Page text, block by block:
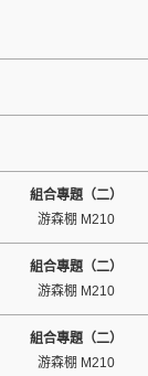
組合專題（二）
游森棚 M210
組合專題（二）
游森棚 M210
組合專題（二）
游森棚 M210